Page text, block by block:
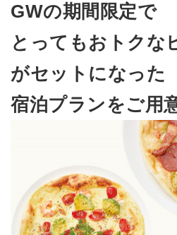
GWの期間限定で
とってもおトクな
がセットになった
宿泊プランをご用